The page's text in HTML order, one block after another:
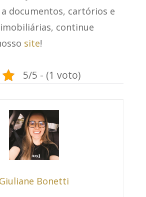
documentos, cartórios e
continue
site!
5/5 - (1 voto)
Giuliane Bonetti